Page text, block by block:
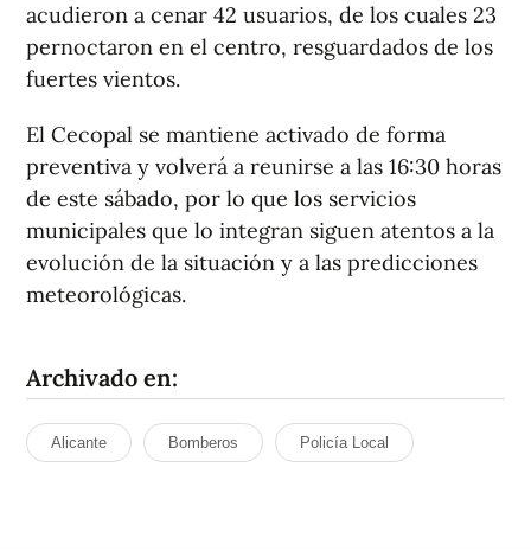
acudieron a cenar 42 usuarios, de los cuales 23
pernoctaron en el centro, resguardados de los
fuertes vientos.
El Cecopal se mantiene activado de forma
preventiva y volverá a reunirse a las 16:30 horas
de este sábado, por lo que los servicios
municipales que lo integran siguen atentos a la
evolución de la situación y a las predicciones
meteorológicas.
Archivado en:
Alicante Bomberos Policía Local